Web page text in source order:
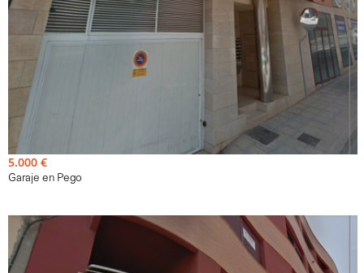
Venda - Garaig - D'origen
Excelente oportunidad de adquirir en propiedad esta plaza
de parking ubicada en la localidad de Pego.
Ref. BN-022057
5.000 €
Garaje en Pego